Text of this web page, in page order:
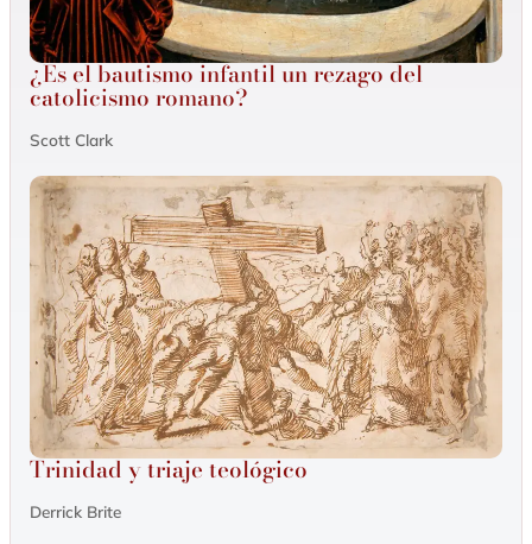
¿Es el bautismo infantil un rezago del
catolicismo romano?
Scott Clark
Trinidad y triaje teológico
Derrick Brite